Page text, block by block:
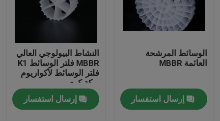
معلومات عنا
مراقبة الجودة
اتصل بنا
الوسائط المرشحة
العائمة MBBR
إرسال استفسار
النشاط البيولوجي العالي
MBBR فلتر الوسائط K1
فلتر الوسائط لأكواريوم
بركة كوي
إرسال استفسار